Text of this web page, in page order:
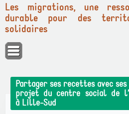
Panneau de gestion des cookies
Les migrations, une
durable pour des
solidaires
Partager ses recettes avec ses
projet du centre social de
à Lille-Sud